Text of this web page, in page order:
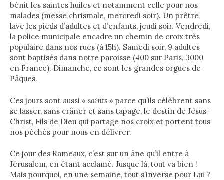
bénit les saintes huiles et notamment celle pour nos
malades (messe chrismale, mercredi soir). Un prêtre
lave les pieds d’adultes et d’enfants, jeudi soir. Vendredi,
la police municipale encadre un chemin de croix très
populaire dans nos rues (à 15h). Samedi soir, 9 adultes
sont baptisés dans notre paroisse (400 sur Paris, 3000
en France). Dimanche, ce sont les grandes orgues de
Pâques.
Ces jours sont aussi « saints » parce qu’ils célèbrent sans
se lasser, sans crâner et sans tapage, le destin de Jésus-
Christ, Fils de Dieu qui partage nos croix et portent tous
nos péchés pour nous en délivrer.
Ce jour des Rameaux, c’est sur un âne qu’il entre à
Jérusalem, en étant acclamé. Jusque là, tout va bien !
Mais pourquoi, en une semaine, tout s’inverse pour Lui ?